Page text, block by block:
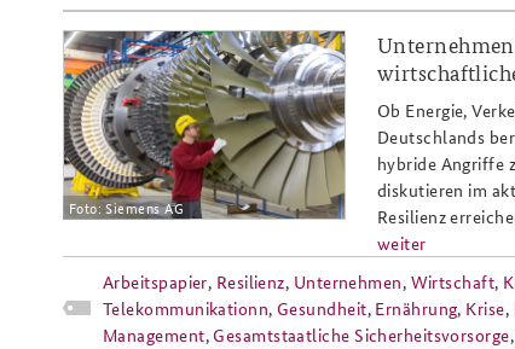
Foto: Siemens AG
Ob Energie,
Deutschlands
hybride Angriffe
diskutieren im
Resilienz
weiter
Arbeitspapier, Resilienz, Unternehmen, Wirtschaft,
Telekommunikationn, Gesundheit, Ernährung, Krise,
Management, Gesamtstaatliche Sicherheitsvorsorge,